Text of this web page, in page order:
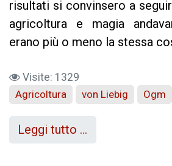
risultati si convinsero a
agricoltura e magia
erano più o meno la stessa
Visite: 1329
Agricoltura
von Liebig Ogm
Leggi tutto …